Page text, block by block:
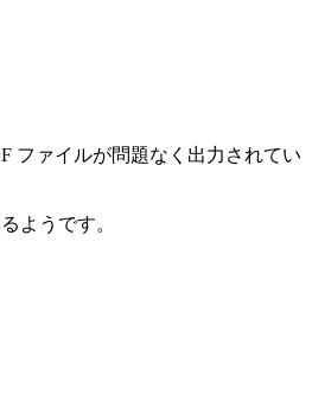
ファイルが問題なく出力されてい
ようです。